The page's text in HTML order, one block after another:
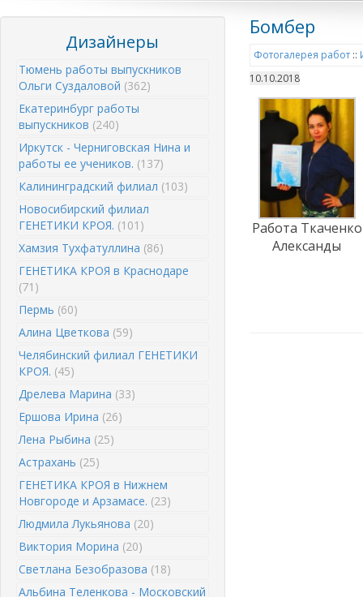
Дизайнеры
Тюмень работы выпускников
Ольги Суздаловой (362)
Екатеринбург работы
выпускников (240)
Иркутск - Черниговская Нина и
работы ее учеников. (137)
Калининградский филиал (103)
Новосибирский филиал
ГЕНЕТИКИ КРОЯ. (101)
Хамзия Тухфатуллина (86)
ГЕНЕТИКА КРОЯ в Краснодаре
(71)
Пермь (60)
Алина Цветкова (59)
Челябинский филиал ГЕНЕТИКИ
КРОЯ. (45)
Дрелева Марина (33)
Ершова Ирина (26)
Лена Рыбина (25)
Астрахань (25)
ГЕНЕТИКА КРОЯ в Нижнем
Новгороде и Арзамасе. (23)
Людмила Лукьянова (20)
Виктория Морина (20)
Светлана Безобразова (18)
Альбина Теленкова - Московский
Бомбер
Фотогалерея работ::
10.10.2018
Работа Ткаченко
Александы